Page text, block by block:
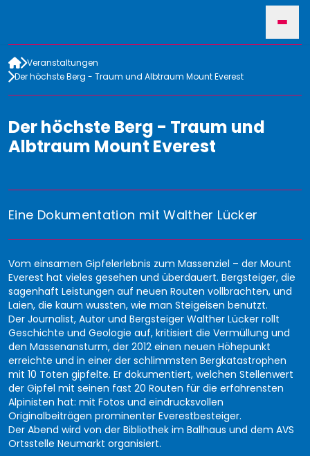
HOME
VERANSTALTUNGEN
Veranstaltungen
Der höchste Berg - Traum und Albtraum Mount Everest
Der höchste Berg - Traum und
Albtraum Mount Everest
Eine Dokumentation mit Walther Lücker
Vom einsamen Gipfelerlebnis zum Massenziel – der Mount
Everest hat vieles gesehen und überdauert. Bergsteiger, die
sagenhaft Leistungen auf neuen Routen vollbrachten, und
Laien, die kaum wussten, wie man Steigeisen benutzt.
Der Journalist, Autor und Bergsteiger Walther Lücker rollt
Geschichte und Geologie auf, kritisiert die Vermüllung und
den Massenansturm, der 2012 einen neuen Höhepunkt
erreichte und in einer der schlimmsten Bergkatastrophen
mit 10 Toten gipfelte. Er dokumentiert, welchen Stellenwert
der Gipfel mit seinen fast 20 Routen für die erfahrensten
Alpinisten hat: mit Fotos und eindrucksvollen
Originalbeiträgen prominenter Everestbesteiger.
Der Abend wird von der Bibliothek im Ballhaus und dem AVS
Ortsstelle Neumarkt organisiert.